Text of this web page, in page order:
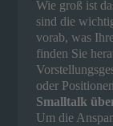
Wie groß ist
sind die
vorab, was
finden Sie
oder
Smalltalk
Um die